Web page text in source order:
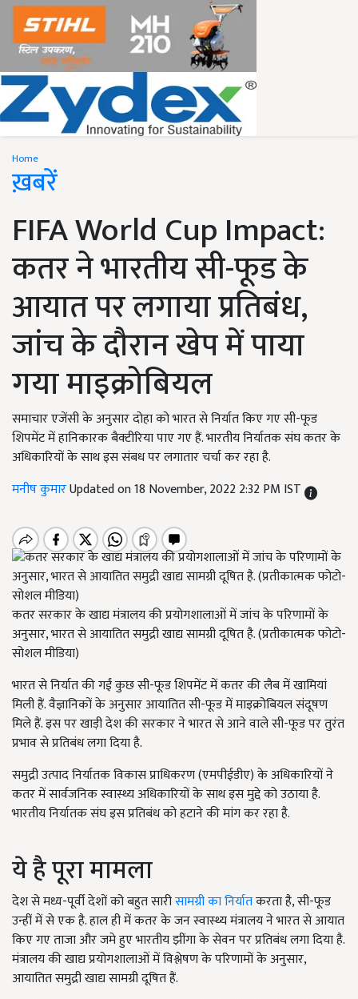
Home
ख़बरें
FIFA World Cup Impact:
कतर ने भारतीय सी-फूड के
आयात पर लगाया प्रतिबंध,
जांच के दौरान खेप में पाया
गया माइक्रोबियल
समाचार एजेंसी के अनुसार दोहा को भारत से निर्यात किए गए सी-फूड
शिपमेंट में हानिकारक बैक्टीरिया पाए गए हैं. भारतीय निर्यातक संघ कतर के
अधिकारियों के साथ इस संबध पर लगातार चर्चा कर रहा है.
मनीष कुमारUpdated on 18 November, 2022 2:32 PM IST
कतर सरकार के खाद्य मंत्रालय की प्रयोगशालाओं में जांच के परिणामों के
अनुसार, भारत से आयातित समुद्री खाद्य सामग्री दूषित है. (प्रतीकात्मक फोटो-
सोशल मीडिया)
भारत से निर्यात की गईं कुछ सी-फूड शिपमेंट में कतर की लैब में खामियां
मिली हैं. वैज्ञानिकों के अनुसार आयातित सी-फूड में माइक्रोबियल संदूषण
मिले हैं. इस पर खाड़ी देश की सरकार ने भारत से आने वाले सी-फूड पर तुरंत
प्रभाव से प्रतिबंध लगा दिया है.
समुद्री उत्पाद निर्यातक विकास प्राधिकरण (एमपीईडीए) के अधिकारियों ने
कतर में सार्वजनिक स्वास्थ्य अधिकारियों के साथ इस मुद्दे को उठाया है.
भारतीय निर्यातक संघ इस प्रतिबंध को हटाने की मांग कर रहा है.
ये है पूरा मामला
देश से मध्य-पूर्वी देशों को बहुत सारीसामग्री का निर्यातकरता है, सी-फूड
उन्हीं में से एक है. हाल ही में कतर के जन स्वास्थ्य मंत्रालय ने भारत से आयात
किए गए ताजा और जमे हुए भारतीय झींगा के सेवन पर प्रतिबंध लगा दिया है.
मंत्रालय की खाद्य प्रयोगशालाओं में विश्लेषण के परिणामों के अनुसार,
आयातित समुद्री खाद्य सामग्री दूषित हैं.